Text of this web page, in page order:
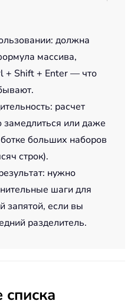
должна
массива,
+ Shift + Enter — что
расчет
замедлиться или даже
больших наборов
строк).
нужно
шаги для
запятой, если вы
разделитель.